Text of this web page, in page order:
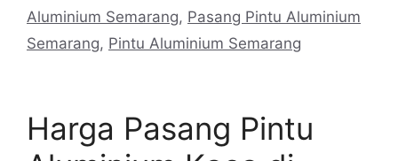
Aluminium Semarang, Pasang Pintu Aluminium
Semarang, Pintu Aluminium Semarang
Harga Pasang Pintu